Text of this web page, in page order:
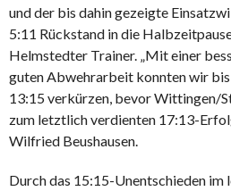
und der bis dahin gezeigte
5:11 Rückstand in die
Helmstedter Trainer. „Mit einer
guten Abwehrarbeit konnten wir
13:15 verkürzen, bevor Wittingen/
zum letztlich verdienten 17:13-
Wilfried Beushausen.
Durch das 15:15-Unentschieden